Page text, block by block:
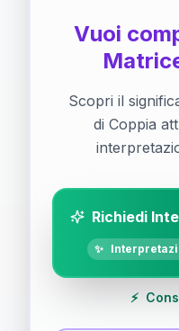
Vuoi
Scopri il
di Coppia
Richiedi
✨
⚡